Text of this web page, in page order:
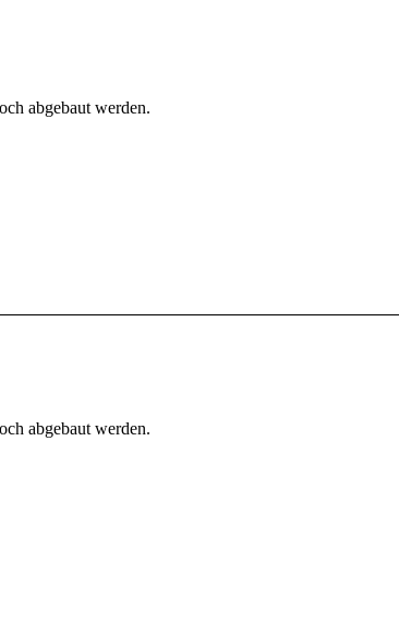
abgebaut werden.
abgebaut werden.